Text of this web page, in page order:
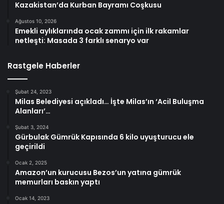
Kazakistan’da Kurban Bayramı Coşkusu
Ağustos 10, 2026
Emekli aylıklarında ocak zammı için ilk rakamlar
netleşti: Masada 3 farklı senaryo var
Rastgele Haberler
Şubat 24, 2023
Milas Belediyesi açıkladı… İşte Milas’ın ‘Acil Buluşma
Alanları’…
Şubat 3, 2024
Gürbulak Gümrük Kapısında 6 kilo uyuşturucu ele
geçirildi
Ocak 2, 2025
Amazon’un kurucusu Bezos’un yatına gümrük
memurları baskın yaptı
Ocak 14, 2023